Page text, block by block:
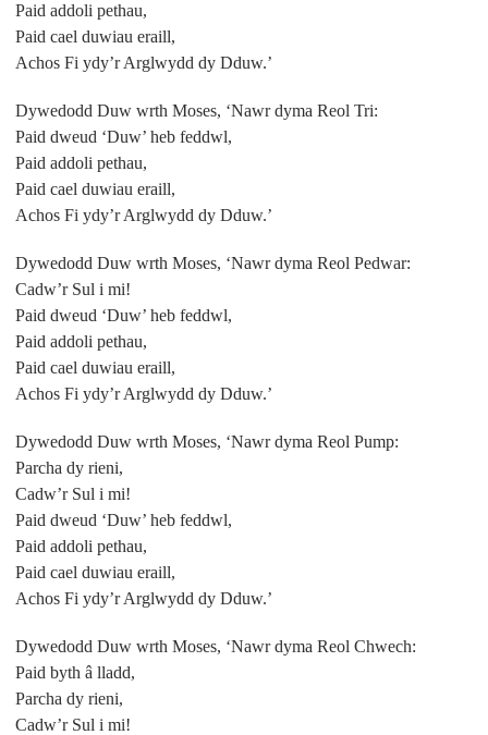
Paid addoli pethau,
Paid cael duwiau eraill,
Achos Fi ydy’r Arglwydd dy Dduw.’
Dywedodd Duw wrth Moses, ‘Nawr dyma Reol Tri:
Paid dweud ‘Duw’ heb feddwl,
Paid addoli pethau,
Paid cael duwiau eraill,
Achos Fi ydy’r Arglwydd dy Dduw.’
Dywedodd Duw wrth Moses, ‘Nawr dyma Reol Pedwar:
Cadw’r Sul i mi!
Paid dweud ‘Duw’ heb feddwl,
Paid addoli pethau,
Paid cael duwiau eraill,
Achos Fi ydy’r Arglwydd dy Dduw.’
Dywedodd Duw wrth Moses, ‘Nawr dyma Reol Pump:
Parcha dy rieni,
Cadw’r Sul i mi!
Paid dweud ‘Duw’ heb feddwl,
Paid addoli pethau,
Paid cael duwiau eraill,
Achos Fi ydy’r Arglwydd dy Dduw.’
Dywedodd Duw wrth Moses, ‘Nawr dyma Reol Chwech:
Paid byth â lladd,
Parcha dy rieni,
Cadw’r Sul i mi!